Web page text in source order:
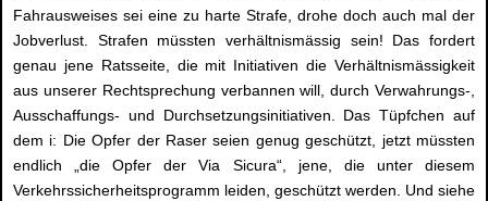
Fahrausweises sei eine zu harte Strafe, drohe doch auch mal der
Jobverlust. Strafen müssten verhältnismässig sein! Das fordert
genau jene Ratsseite, die mit Initiativen die Verhältnismässigkeit
aus unserer Rechtsprechung verbannen will, durch Verwahrungs-,
Ausschaffungs- und Durchsetzungsinitiativen. Das Tüpfchen auf
dem i: Die Opfer der Raser seien genug geschützt, jetzt müssten
endlich „die Opfer der Via Sicura“, jene, die unter diesem
Verkehrssicherheitsprogramm leiden, geschützt werden. Und siehe